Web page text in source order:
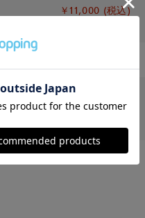
￥11,000 (税込)
￥11,000 (税込)